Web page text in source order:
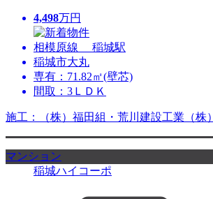
4,498万円
相模原線 稲城駅
稲城市大丸
専有：71.82㎡(壁芯)
間取：3ＬＤＫ
施工：（株）福田組・荒川建設工業（株）
マンション
稲城ハイコーポ